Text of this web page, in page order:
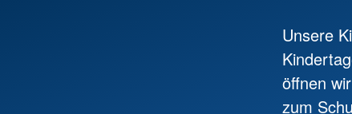
Unsere
öffnen
zum